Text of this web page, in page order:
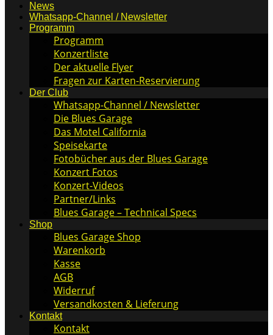
News
Whatsapp-Channel / Newsletter
Programm
Programm
Konzertliste
Der aktuelle Flyer
Fragen zur Karten-Reservierung
Der Club
Whatsapp-Channel / Newsletter
Die Blues Garage
Das Motel California
Speisekarte
Fotobücher aus der Blues Garage
Konzert Fotos
Konzert-Videos
Partner/Links
Blues Garage – Technical Specs
Shop
Blues Garage Shop
Warenkorb
Kasse
AGB
Widerruf
Versandkosten & Lieferung
Kontakt
Kontakt